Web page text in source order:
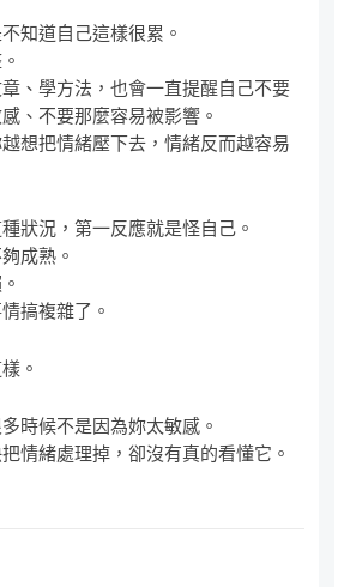
知道自己這樣很累。
、學方法，也會一直提醒自己不要
、不要那麼容易被影響。
想把情緒壓下去，情緒反而越容易
狀況，第一反應就是怪自己。
成熟。
搞複雜了。
。
時候不是因為妳太敏感。
情緒處理掉，卻沒有真的看懂它。